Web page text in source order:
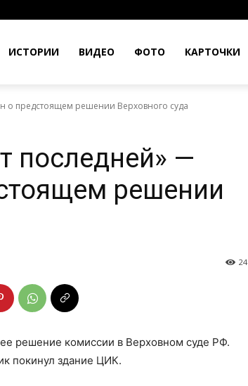
ИСТОРИИ ВИДЕО ФОТО КАРТОЧКИ
о предстоящем решении Верховного суда
последней» —
решении
24
решение комиссии в Верховном суде РФ.
покинул здание ЦИК.